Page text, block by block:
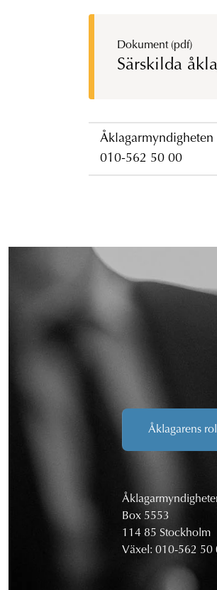
Dokument (pdf)
Särskilda
Åklagarmyndigheten
010-562 50 00
Åklagarens
Box 5553
114 85 Stockholm
Växel: 010-562 50